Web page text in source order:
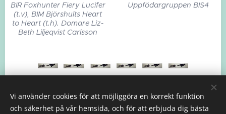
BIR Foxhunter Fiery Lucifer
(t.v), BIM Björshults Heart
to Heart (t.h). Domare Liz-
Beth Liljeqvist Carlsson
Uppfödargruppen BIS4
Vi använder cookies för att möjliggöra en korrekt funktion
och säkerhet på vår hemsida, och för att erbjuda dig bästa